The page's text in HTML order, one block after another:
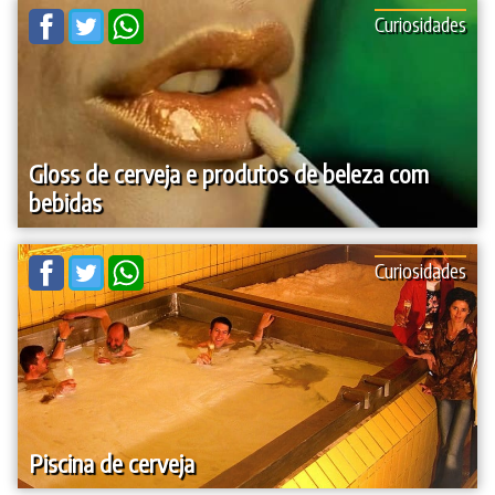
Gloss de cerveja e produtos de beleza com
bebidas
Curiosidades
Piscina de cerveja
Curiosidades